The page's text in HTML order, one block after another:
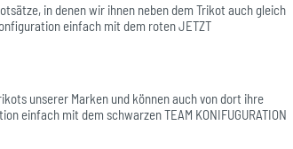
in denen wir ihnen neben dem Trikot auch gleich
einfach mit dem roten JETZT
unserer Marken und können auch von dort ihre
einfach mit dem schwarzen TEAM KONIFUGURATION